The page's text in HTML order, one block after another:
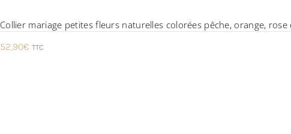
Collier mariage petites fleurs naturelles colorées pêche, orange,
52,90€ TTC